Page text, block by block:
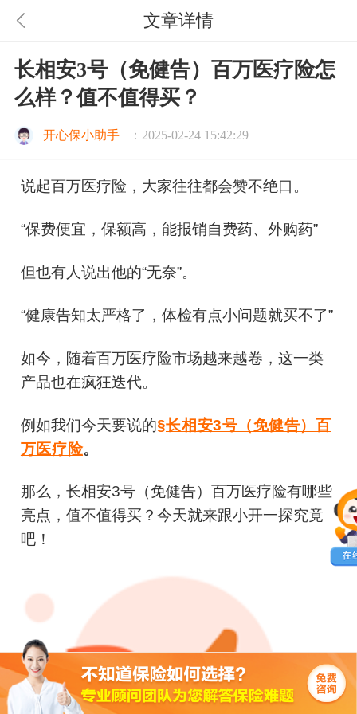
文章详情
长相安3号（免健告）百万医疗险怎
么样？值不值得买？
开心保小助手 ：2025-02-24 15:42:29
说起百万医疗险，大家往往都会赞不绝口。
“保费便宜，保额高，能报销自费药、外购药”
但也有人说出他的“无奈”。
“健康告知太严格了，体检有点小问题就买不了”
如今，随着百万医疗险市场越来越卷，这一类
产品也在疯狂迭代。
例如我们今天要说的§长相安3号（免健告）百
万医疗险。
那么，长相安3号（免健告）百万医疗险有哪些
亮点，值不值得买？今天就来跟小开一探究竟
吧！